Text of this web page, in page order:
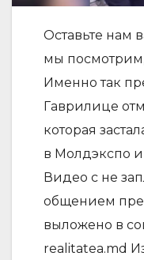
Оставьте нам
мы
Именно так
Гаврилице
которая
в Молдэкспо
Видео с не
общением
выложено в
realitatea.md